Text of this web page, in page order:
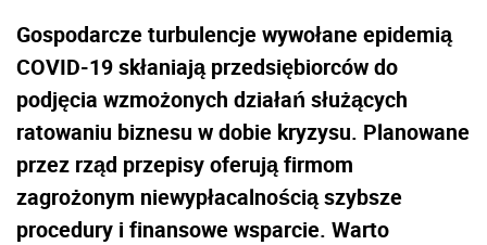
Gospodarcze turbulencje wywołane epidemią
COVID-19 skłaniają przedsiębiorców do
podjęcia wzmożonych działań służących
ratowaniu biznesu w dobie kryzysu. Planowane
przez rząd przepisy oferują firmom
zagrożonym niewypłacalnością szybsze
procedury i finansowe wsparcie. Warto